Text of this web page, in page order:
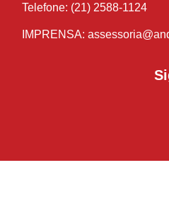
Telefone: (21) 2588-1124
IMPRENSA: